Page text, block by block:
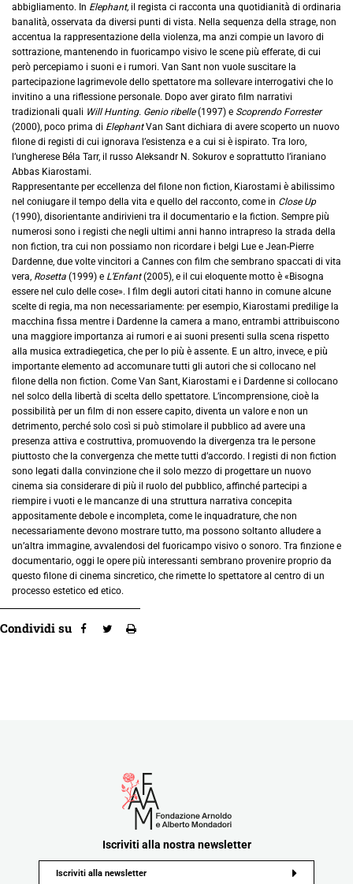
abbigliamento. In Elephant, il regista ci racconta una quotidianità di ordinaria
banalità, osservata da diversi punti di vista. Nella sequenza della strage, non
accentua la rappresentazione della violenza, ma anzi compie un lavoro di
sottrazione, mantenendo in fuoricampo visivo le scene più efferate, di cui
però percepiamo i suoni e i rumori. Van Sant non vuole suscitare la
partecipazione lagrimevole dello spettatore ma sollevare interrogativi che lo
invitino a una riflessione personale. Dopo aver girato film narrativi
tradizionali quali Will Hunting. Genio ribelle(1997) e Scoprendo Forrester
(2000), poco prima di ElephantVan Sant dichiara di avere scoperto un nuovo
filone di registi di cui ignorava l’esistenza e a cui si è ispirato. Tra loro,
l’ungherese Béla Tarr, il russo Aleksandr N. Sokurov e soprattutto l’iraniano
Abbas Kiarostami.
Rappresentante per eccellenza del filone non fiction, Kiarostami è abilissimo
nel coniugare il tempo della vita e quello del racconto, come in Close Up
(1990), disorientante andirivieni tra il documentario e la fiction. Sempre più
numerosi sono i registi che negli ultimi anni hanno intrapreso la strada della
non fiction, tra cui non possiamo non ricordare i belgi Lue e Jean-Pierre
Dardenne, due volte vincitori a Cannes con film che sembrano spaccati di vita
vera, Rosetta (1999) e L’Enfant(2005), e il cui eloquente motto è «Bisogna
essere nel culo delle cose». I film degli autori citati hanno in comune alcune
scelte di regia, ma non necessariamente: per esempio, Kiarostami predilige la
macchina fissa mentre i Dardenne la camera a mano, entrambi attribuiscono
una maggiore importanza ai rumori e ai suoni presenti sulla scena rispetto
alla musica extradiegetica, che per lo più è assente. E un altro, invece, e più
importante elemento ad accomunare tutti gli autori che si collocano nel
filone della non fiction. Come Van Sant, Kiarostami e i Dardenne si collocano
nel solco della libertà di scelta dello spettatore. L’incomprensione, cioè la
possibilità per un film di non essere capito, diventa un valore e non un
detrimento, perché solo così si può stimolare il pubblico ad avere una
presenza attiva e costruttiva, promuovendo la divergenza tra le persone
piuttosto che la convergenza che mette tutti d’accordo. I registi di non fiction
sono legati dalla convinzione che il solo mezzo di progettare un nuovo
cinema sia considerare di più il ruolo del pubblico, affinché partecipi a
riempire i vuoti e le mancanze di una struttura narrativa concepita
appositamente debole e incompleta, come le inquadrature, che non
necessariamente devono mostrare tutto, ma possono soltanto alludere a
un’altra immagine, avvalendosi del fuoricampo visivo o sonoro. Tra finzione e
documentario, oggi le opere più interessanti sembrano provenire proprio da
questo filone di cinema sincretico, che rimette lo spettatore al centro di un
processo estetico ed etico.
Condividi su
Iscriviti alla nostra newsletter